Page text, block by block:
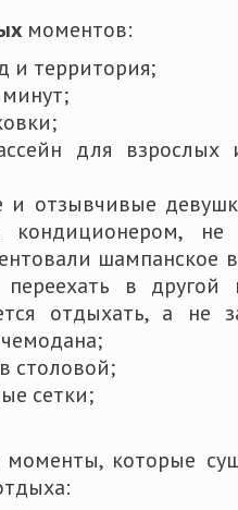
моментов:
и территория;
для
и отзывчивые
не
шампанское
переехать в
отдыхать, а не
столовой;
сетки;
моменты, которые